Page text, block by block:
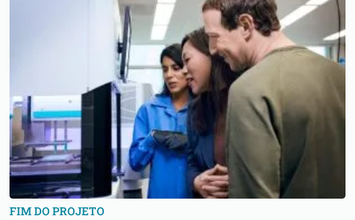
FIM DO PROJETO